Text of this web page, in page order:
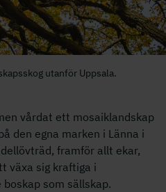
utanför Uppsala.
vårdat ett mosaiklandskap
den egna marken i Länna i
framför allt ekar,
växa sig kraftiga i
som sällskap.